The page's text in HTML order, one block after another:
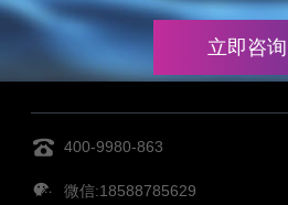
立即咨询
400-9980-863
微信:18588785629